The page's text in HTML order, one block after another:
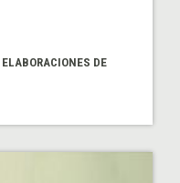
ELABORACIONES DE